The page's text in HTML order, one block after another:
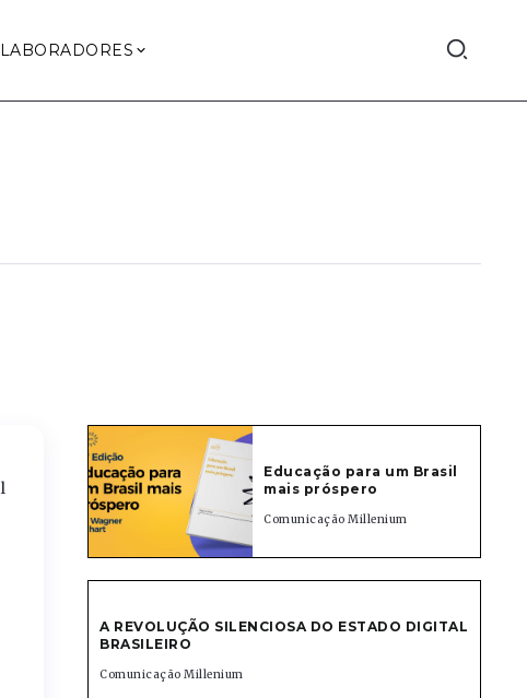
Educação para um Brasil
mais próspero
Comunicação Millenium
A REVOLUÇÃO SILENCIOSA DO ESTADO DIGITAL
BRASILEIRO
Comunicação Millenium